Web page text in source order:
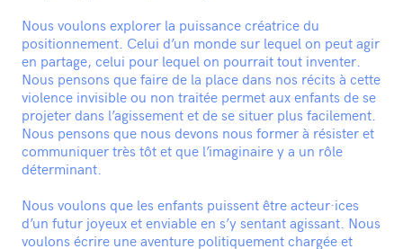
Nous voulons explorer la puissance créatrice du
positionnement. Celui d’un monde sur lequel on peut agir
en partage, celui pour lequel on pourrait tout inventer.
Nous pensons que faire de la place dans nos récits à cette
violence invisible ou non traitée permet aux enfants de se
projeter dans l’agissement et de se situer plus facilement.
Nous pensons que nous devons nous former à résister et
communiquer très tôt et que l’imaginaire y a un rôle
déterminant.
Nous voulons que les enfants puissent être acteur·ices
d’un futur joyeux et enviable en s’y sentant agissant. Nous
voulons écrire une aventure politiquement chargée et